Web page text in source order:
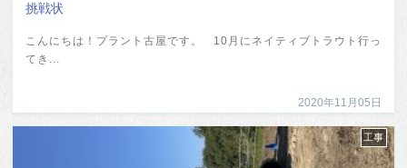
挑戦状
こんにちは！プラント古屋です。 10月にネイティブトラウト行っ
てき...
2020年11月05日
工事